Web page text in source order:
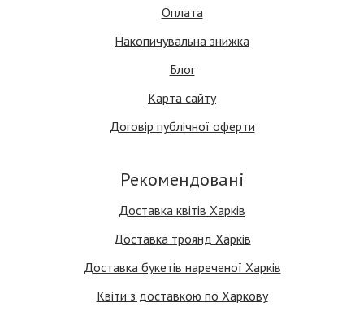
Оплата
Накопичувальна знижка
Блог
Карта сайту
Договір публічної оферти
Рекомендовані
Доставка квітів Харків
Доставка троянд Харків
Доставка букетів нареченої Харків
Квіти з доставкою по Харкову